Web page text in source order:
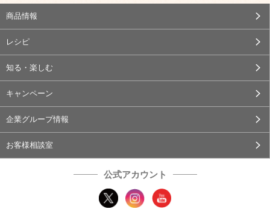
商品情報
レシピ
知る・楽しむ
キャンペーン
企業グループ情報
お客様相談室
公式アカウント